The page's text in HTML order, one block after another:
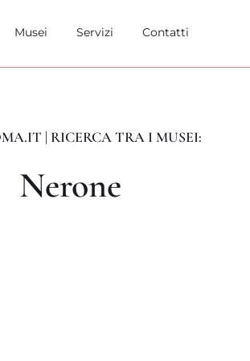
Musei Servizi Contatti
| RICERCA TRA I MUSEI:
Nerone